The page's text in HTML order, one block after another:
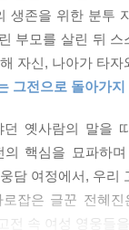
에 선 인물은 후금
비의 전략 때문이
소년이 아닌, 자신
유일한 주인공으
다양한 가능성을
혼을 하면서 온
문에 다른 남자
지 못한다면 시집
조선의 며느리
느라 “아홉 솥에
도 불호령이 떨어
준비”(163쪽)해
생존을 위한 분투
부모를 살린 뒤
자신, 나아가 타
그전으로 돌아가
옛사람의 말을
핵심을 묘파하
담 여정에서, 우
잡은 글꾼 전혜
전 속 여성 영웅들